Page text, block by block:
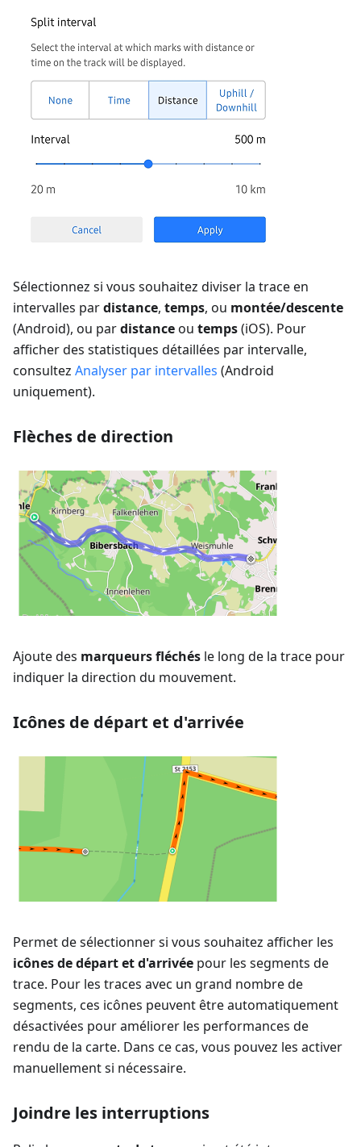
Sélectionnez si vous souhaitez diviser la trace en
intervalles pardistance, temps, ou montée/descente
(Android), ou pardistanceou temps(iOS). Pour
afficher des statistiques détaillées par intervalle,
consultez Analyser par intervalles (Android
uniquement).
Flèches de direction
Ajoute des marqueurs fléchés le long de la trace pour
indiquer la direction du mouvement.
Icônes de départ et d'arrivée
Permet de sélectionner si vous souhaitez afficher les
icônes de départ et d'arrivée pour les segments de
trace. Pour les traces avec un grand nombre de
segments, ces icônes peuvent être automatiquement
désactivées pour améliorer les performances de
rendu de la carte. Dans ce cas, vous pouvez les activer
manuellement si nécessaire.
Joindre les interruptions